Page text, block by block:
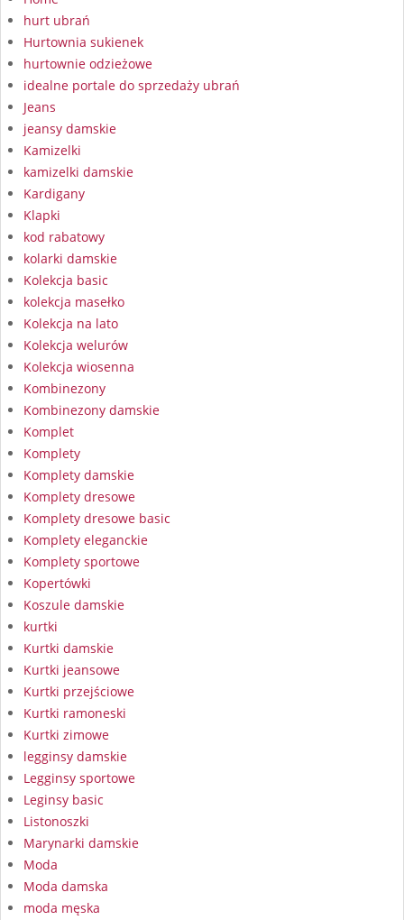
hurt ubrań
Hurtownia sukienek
hurtownie odzieżowe
idealne portale do sprzedaży ubrań
Jeans
jeansy damskie
Kamizelki
kamizelki damskie
Kardigany
Klapki
kod rabatowy
kolarki damskie
Kolekcja basic
kolekcja masełko
Kolekcja na lato
Kolekcja welurów
Kolekcja wiosenna
Kombinezony
Kombinezony damskie
Komplet
Komplety
Komplety damskie
Komplety dresowe
Komplety dresowe basic
Komplety eleganckie
Komplety sportowe
Kopertówki
Koszule damskie
kurtki
Kurtki damskie
Kurtki jeansowe
Kurtki przejściowe
Kurtki ramoneski
Kurtki zimowe
legginsy damskie
Legginsy sportowe
Leginsy basic
Listonoszki
Marynarki damskie
Moda
Moda damska
moda męska